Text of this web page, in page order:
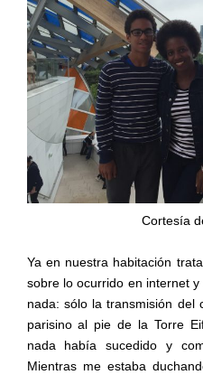
Cortesía
Ya en nuestra habitación
sobre lo ocurrido en internet
nada: sólo la transmisión del
parisino al pie de la Torre
nada había sucedido y
Mientras me estaba